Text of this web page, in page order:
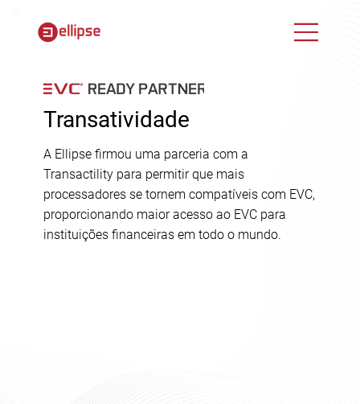
Transatividade
A Ellipse firmou uma parceria com a
Transactility para permitir que mais
processadores se tornem compatíveis com EVC,
proporcionando maior acesso ao EVC para
instituições financeiras em todo o mundo.